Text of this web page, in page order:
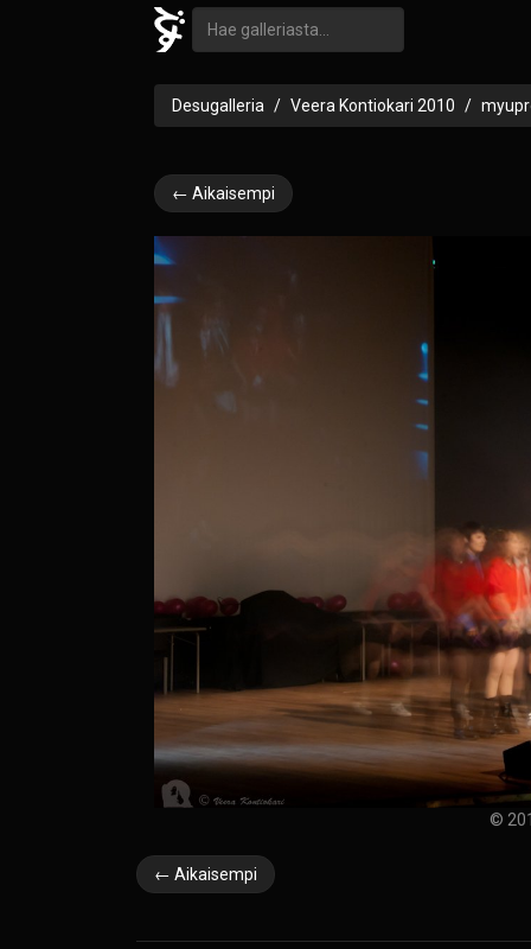
Desugalleria Veera Kontiokari 2010
← Aikaisempi
©
← Aikaisempi